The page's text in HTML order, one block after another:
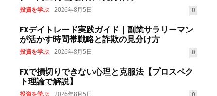
投資を学ぶ 2026年8月5日 0
FXデイトレード実践ガイド｜副業サラリーマン
が活かす時間帯戦略と詐欺の見分け方
投資を学ぶ 2026年8月5日 0
FXで損切りできない心理と克服法【プロスペク
ト理論で解説】
投資を学ぶ 2026年8月5日 0